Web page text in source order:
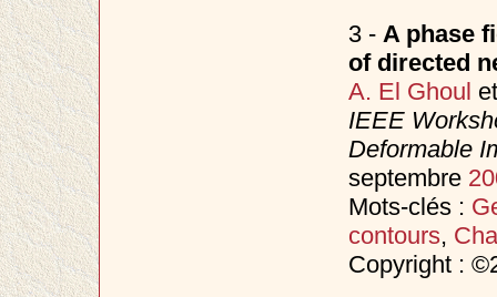
3 - A phase
of directed
A. El Ghoul
IEEE
Deformable
septembre
Mots-clés :
contours,
Copyright :